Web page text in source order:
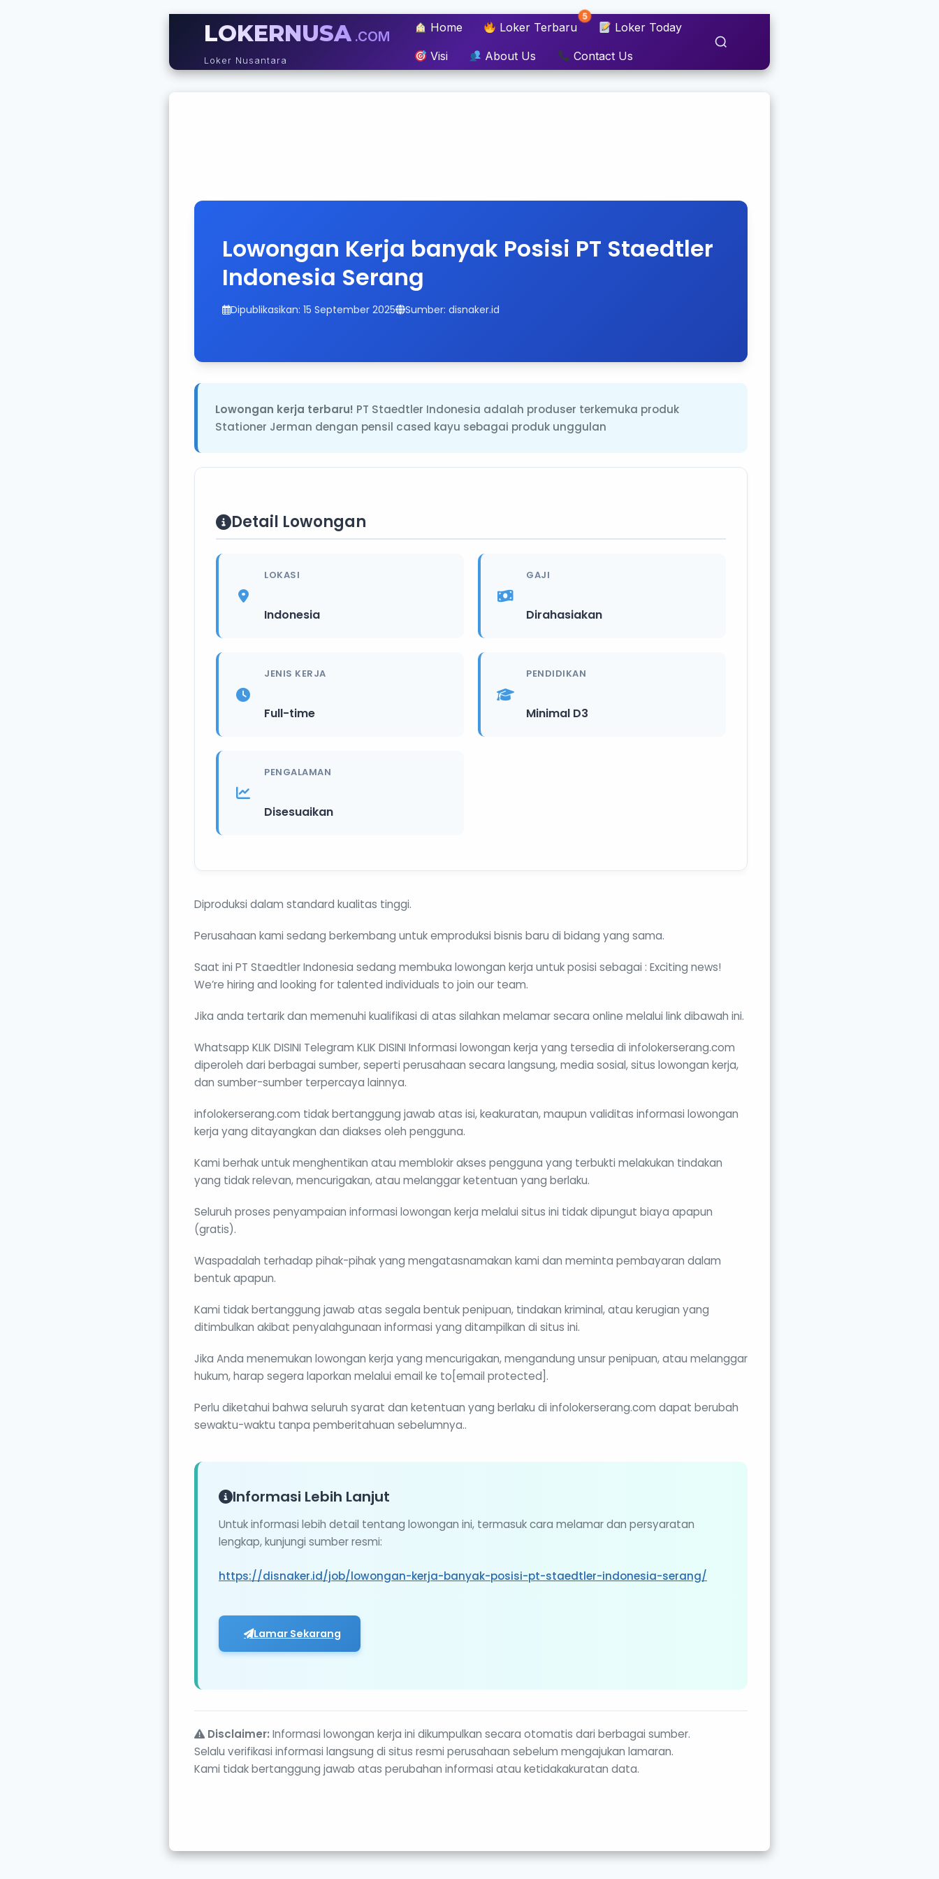
LOKERNUSA .COM
Loker Nusantara
Home Loker Terbaru
5
Loker Today
Visi About Us Contact Us
Lowongan Kerja banyak Posisi PT Staedtler
Indonesia Serang
Dipublikasikan: 15 September 2025 Sumber: disnaker.id
Lowongan kerja terbaru! PT Staedtler Indonesia adalah produser terkemuka produk
Stationer Jerman dengan pensil cased kayu sebagai produk unggulan
Detail Lowongan
LOKASI
Indonesia
GAJI
Dirahasiakan
JENIS KERJA
Full-time
PENDIDIKAN
Minimal D3
PENGALAMAN
Disesuaikan
Diproduksi dalam standard kualitas tinggi.
Perusahaan kami sedang berkembang untuk emproduksi bisnis baru di bidang yang sama.
Saat ini PT Staedtler Indonesia sedang membuka lowongan kerja untuk posisi sebagai : Exciting news!
We’re hiring and looking for talented individuals to join our team.
Jika anda tertarik dan memenuhi kualifikasi di atas silahkan melamar secara online melalui link dibawah ini.
Whatsapp KLIK DISINI Telegram KLIK DISINI Informasi lowongan kerja yang tersedia di infolokerserang.com
diperoleh dari berbagai sumber, seperti perusahaan secara langsung, media sosial, situs lowongan kerja,
dan sumber-sumber terpercaya lainnya.
infolokerserang.com tidak bertanggung jawab atas isi, keakuratan, maupun validitas informasi lowongan
kerja yang ditayangkan dan diakses oleh pengguna.
Kami berhak untuk menghentikan atau memblokir akses pengguna yang terbukti melakukan tindakan
yang tidak relevan, mencurigakan, atau melanggar ketentuan yang berlaku.
Seluruh proses penyampaian informasi lowongan kerja melalui situs ini tidak dipungut biaya apapun
(gratis).
Waspadalah terhadap pihak-pihak yang mengatasnamakan kami dan meminta pembayaran dalam
bentuk apapun.
Kami tidak bertanggung jawab atas segala bentuk penipuan, tindakan kriminal, atau kerugian yang
ditimbulkan akibat penyalahgunaan informasi yang ditampilkan di situs ini.
Jika Anda menemukan lowongan kerja yang mencurigakan, mengandung unsur penipuan, atau melanggar
hukum, harap segera laporkan melalui email ke to[email protected].
Perlu diketahui bahwa seluruh syarat dan ketentuan yang berlaku di infolokerserang.com dapat berubah
sewaktu-waktu tanpa pemberitahuan sebelumnya..
Informasi Lebih Lanjut
Untuk informasi lebih detail tentang lowongan ini, termasuk cara melamar dan persyaratan
lengkap, kunjungi sumber resmi:
https://disnaker.id/job/lowongan-kerja-banyak-posisi-pt-staedtler-indonesia-serang/
Lamar Sekarang
Disclaimer: Informasi lowongan kerja ini dikumpulkan secara otomatis dari berbagai sumber.
Selalu verifikasi informasi langsung di situs resmi perusahaan sebelum mengajukan lamaran.
Kami tidak bertanggung jawab atas perubahan informasi atau ketidakakuratan data.